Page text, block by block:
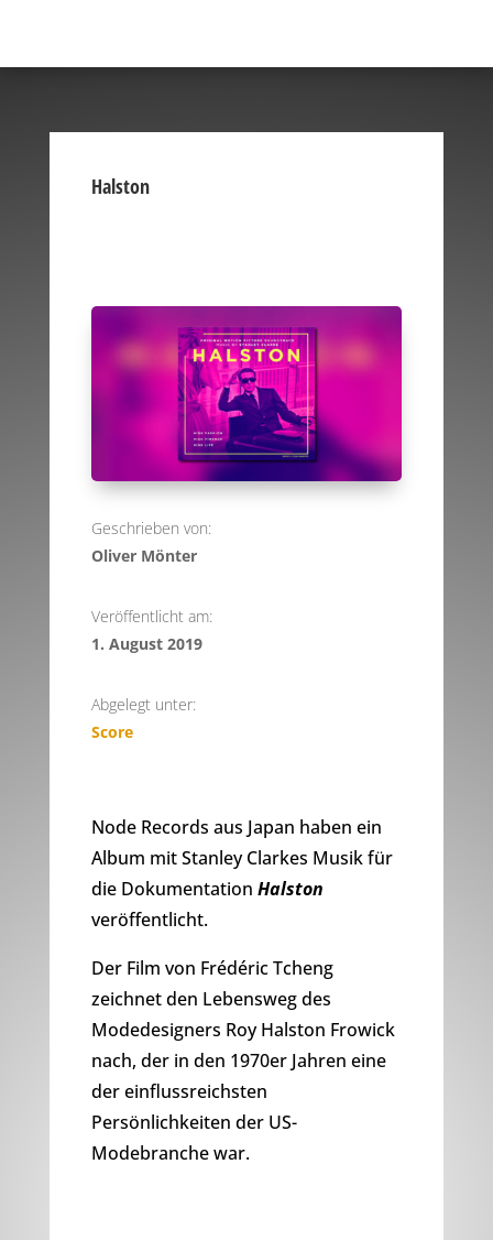
Halston
Geschrieben von:
Oliver Mönter
Veröffentlicht am:
1. August 2019
Abgelegt unter:
Score
Node Records aus Japan haben ein
Album mit Stanley Clarkes Musik für
die Dokumentation Halston
veröffentlicht.
Der Film von Frédéric Tcheng
zeichnet den Lebensweg des
Modedesigners Roy Halston Frowick
nach, der in den 1970er Jahren eine
der einflussreichsten
Persönlichkeiten der US-
Modebranche war.